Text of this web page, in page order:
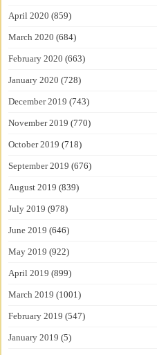
April 2020 (859)
March 2020 (684)
February 2020 (663)
January 2020 (728)
December 2019 (743)
November 2019 (770)
October 2019 (718)
September 2019 (676)
August 2019 (839)
July 2019 (978)
June 2019 (646)
May 2019 (922)
April 2019 (899)
March 2019 (1001)
February 2019 (547)
January 2019 (5)